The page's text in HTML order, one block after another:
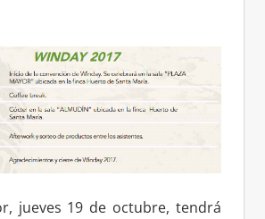
jueves 19 de octubre, tendrá